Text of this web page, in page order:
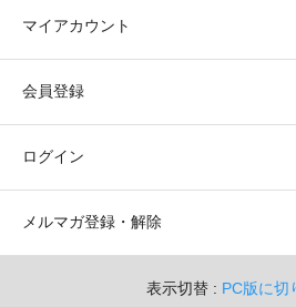
マイアカウント
会員登録
ログイン
メルマガ登録・解除
表示切替 : PC版に切